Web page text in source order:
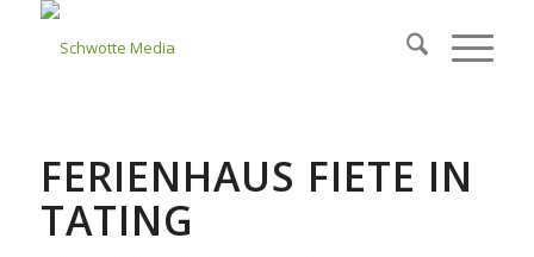
FERIENHAUS FIETE IN
TATING